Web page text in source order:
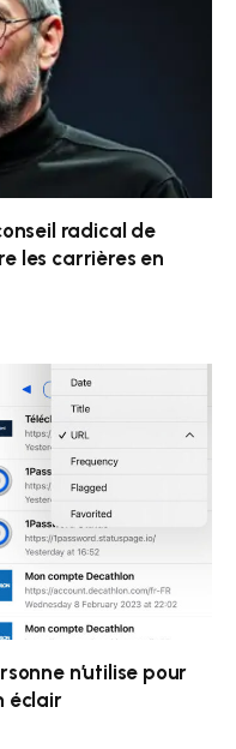
radical de
les carrières en
n’utilise pour
éclair